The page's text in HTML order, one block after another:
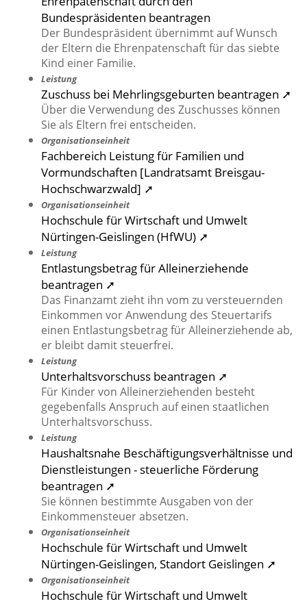
Bundespräsidenten beantragen
Der Bundespräsident übernimmt auf Wunsch
der Eltern die Ehrenpatenschaft für das siebte
Kind einer Familie.
Leistung
Zuschuss bei Mehrlingsgeburten beantragen ➚
Über die Verwendung des Zuschusses können
Sie als Eltern frei entscheiden.
Organisationseinheit
Fachbereich Leistung für Familien und
Vormundschaften [Landratsamt Breisgau-
Hochschwarzwald] ➚
Organisationseinheit
Hochschule für Wirtschaft und Umwelt
Nürtingen-Geislingen (HfWU) ➚
Leistung
Entlastungsbetrag für Alleinerziehende
beantragen ➚
Das Finanzamt zieht ihn vom zu versteuernden
Einkommen vor Anwendung des Steuertarifs
einen Entlastungsbetrag für Alleinerziehende ab,
er bleibt damit steuerfrei.
Leistung
Unterhaltsvorschuss beantragen ➚
Für Kinder von Alleinerziehenden besteht
gegebenfalls Anspruch auf einen staatlichen
Unterhaltsvorschuss.
Leistung
Haushaltsnahe Beschäftigungsverhältnisse und
Dienstleistungen - steuerliche Förderung
beantragen ➚
Sie können bestimmte Ausgaben von der
Einkommensteuer absetzen.
Organisationseinheit
Hochschule für Wirtschaft und Umwelt
Nürtingen-Geislingen, Standort Geislingen ➚
Organisationseinheit
Hochschule für Wirtschaft und Umwelt